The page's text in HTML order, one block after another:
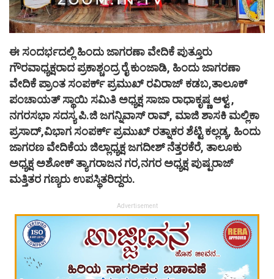
ಈ ಸಂದರ್ಭದಲ್ಲಿ ಹಿಂದು ಜಾಗರಣಾ ವೇದಿಕೆ ಪುತ್ತೂರು
ಗೌರವಾಧ್ಯಕ್ಷರಾದ ಪ್ರಕಾಶ್ಚಂದ್ರ ರೈ ಕುಂಜಾಡಿ, ಹಿಂದು ಜಾಗರಣಾ
ವೇದಿಕೆ ಪ್ರಾಂತ ಸಂಪರ್ಕ್ ಪ್ರಮುಖ್ ರವಿರಾಜ್ ಕಡಬ,ತಾಲೂಕ್
ಪಂಚಾಯತ್ ಸ್ಥಾಯಿ ಸಮಿತಿ ಅಧ್ಯಕ್ಷ ಸಾಜಾ ರಾಧಾಕೃಷ್ಣ ಆಳ್ವ ,
ನಗರಸಭಾ ಸದಸ್ಯ ಪಿ.ಜಿ ಜಗನ್ನಿವಾಸ್ ರಾವ್, ಮಾಜಿ ಶಾಸಕಿ ಮಲ್ಲಿಕಾ
ಪ್ರಸಾದ್,ವಿಭಾಗ ಸಂಪರ್ಕ್ ಪ್ರಮುಖ್ ರತ್ನಾಕರ ಶೆಟ್ಟಿ ಕಲ್ಲಡ್ಕ, ಹಿಂದು
ಜಾಗರಣ ವೇದಿಕೆಯ ಜಿಲ್ಲಾಧ್ಯಕ್ಷ ಜಗದೀಶ್ ನೆತ್ತರಕೆರೆ, ತಾಲೂಕು
ಅಧ್ಯಕ್ಷ ಅಶೋಕ್ ತ್ಯಾಗರಾಜನ ಗರ,ನಗರ ಅಧ್ಯಕ್ಷ ಪುಷ್ಪರಾಜ್
ಮತ್ತಿತರ ಗಣ್ಯರು ಉಪಸ್ಥಿತರಿದ್ದರು.
Advertisement